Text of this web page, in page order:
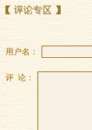
用户名：
评 论：